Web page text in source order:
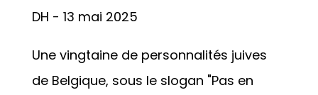
DH - 13 mai 2025
Une vingtaine de personnalités juives
de Belgique, sous le slogan "Pas en